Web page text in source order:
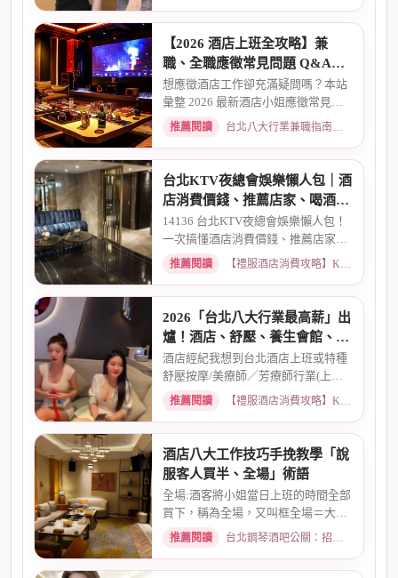
【2026 酒店上班全攻略】兼
職、全職應徵常見問題 Q&A：
薪資、安全、環境全解析
想應徵酒店工作卻充滿疑問嗎？本站
彙整 2026 最新酒店小姐應徵常見問
題 Q&A。深入解析全職與兼職...
推薦閱讀 台北八大行業兼職指南：熱門職缺與求職須知 · 2026-03-09
台北KTV夜總會娛樂懶人包｜酒
店消費價錢、推薦店家、喝酒介
紹一次看懂
14136 台北KTV夜總會娛樂懶人包！
一次搞懂酒店消費價錢、推薦店家、
喝酒介紹。從基本消費、包廂...
推薦閱讀 【禮服酒店消費攻略】KTV喝酒娛樂、價格試算 · 2026-03-16
2026「台北八大行業最高薪」出
爐！酒店、舒壓、養生會館、經
紀人推薦
酒店經紀我想到台北酒店上班或特種
舒壓按摩/美療師／芳療師行業(上班
天數可自選) 特種行業工作也...
推薦閱讀 【禮服酒店消費攻略】KTV喝酒娛樂、價格試算 · 2026-01-15
酒店八大工作技巧手挽教學「說
服客人買半、全場」術語
全場:酒客將小姐當日上班的時間全部
買下，稱為全場，又叫框全場＝大框
＝外全酒店買框送s外全多少...
推薦閱讀 台北鋼琴酒吧公關：招募條件與工作環境介紹 · 2026-03-26